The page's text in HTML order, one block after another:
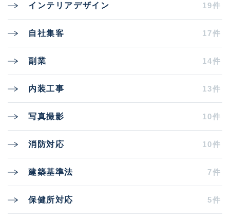
インテリアデザイン 19件
自社集客 17件
副業 14件
内装工事 13件
写真撮影 10件
消防対応 10件
建築基準法 7件
保健所対応 5件